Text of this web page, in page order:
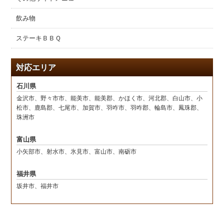
飲み物
ステーキＢＢＱ
対応エリア
石川県
金沢市、野々市市、能美市、能美郡、かほく市、河北郡、白山市、小
松市、鹿島郡、七尾市、加賀市、羽咋市、羽咋郡、輪島市、鳳珠郡、
珠洲市
富山県
小矢部市、射水市、氷見市、富山市、南砺市
福井県
坂井市、福井市